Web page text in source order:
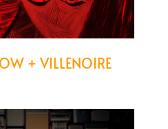
+ VILLENOIRE